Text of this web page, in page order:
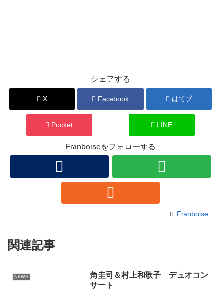
シェアする
X Facebook はてブ
Pocket LINE
Franboiseをフォローする
Franboise
関連記事
NEWS
角圭司＆村上和歌子 デュオコン
サート